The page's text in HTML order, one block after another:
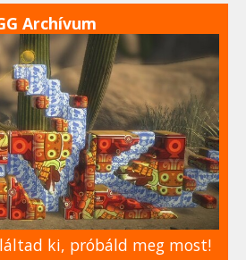
Archívum
ki, próbáld meg most!